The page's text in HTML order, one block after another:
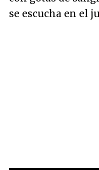
se escucha en el